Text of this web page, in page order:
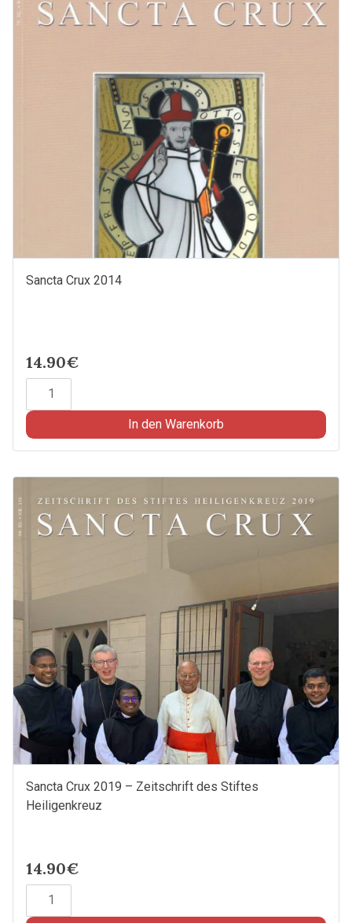
Sancta Crux 2014
14.90€
Sancta
Menge
In den Warenkorb
Sancta Crux 2019 – Zeitschrift des Stiftes
Heiligenkreuz
14.90€
Sancta